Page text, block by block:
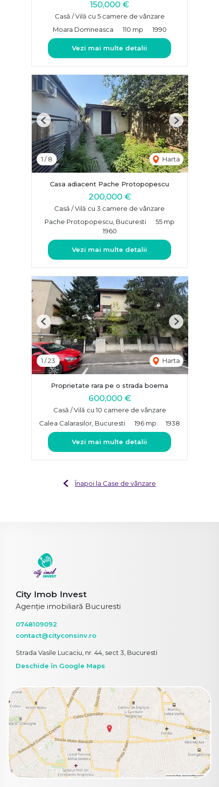
150,000 €
Casă / Vilă cu 5 camere de vânzare
Moara Domneasca
110 mp 1990
Vezi mai multe detalii
1 /8 Harta
Previous Next
Casa adiacent Pache Protopopescu
200,000 €
Casă / Vilă cu 3 camere de vânzare
Pache Protopopescu, Bucuresti
55 mp
1960
Vezi mai multe detalii
1 /23 Harta
Previous Next
Proprietate rara pe o strada boema
600,000 €
Casă / Vilă cu 10 camere de vânzare
Calea Calarasilor, Bucuresti
196 mp 1938
Vezi mai multe detalii
Înapoi la Case de vânzare
City Imob Invest
Agenție imobiliară Bucuresti
0748109092
contact@cityconsinv.ro
Strada Vasile Lucaciu, nr. 44, sect 3, Bucuresti
Deschide în Google Maps